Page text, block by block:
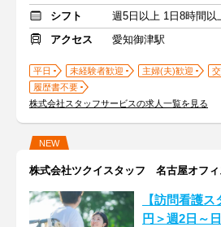
シフト
週5日以上 1日8時間以
アクセス
愛知御津駅
平日 未経験者歓迎 主婦(夫)歓迎
履歴書不要
株式会社スタッフサービスの求人一覧を見る
NEW
株式会社ツクイスタッフ 名古屋オフィ
【訪問看護
円＞週2日～